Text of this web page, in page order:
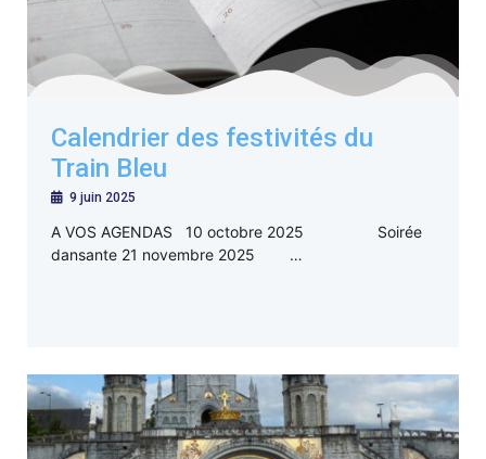
Calendrier des festivités du
Train Bleu
9 juin 2025
A VOS AGENDAS 10 octobre 2025 Soirée
dansante 21 novembre 2025 …